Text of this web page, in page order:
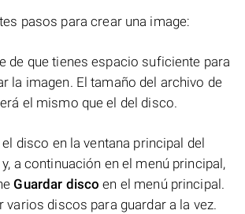
pasos para crear una image:
de que tienes espacio suficiente para
la imagen. El tamaño del archivo de
el mismo que el del disco.
disco en la ventana principal del
a continuación en el menú principal,
Guardar disco en el menú principal.
varios discos para guardar a la vez.